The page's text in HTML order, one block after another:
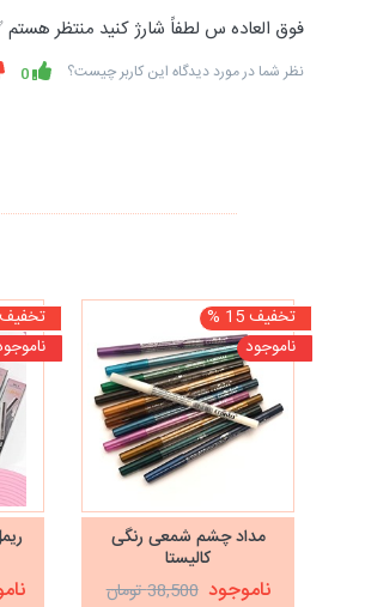
فوق العاده س لطفاً شارژ کنید منتظر
نظر شما در مورد دیدگاه این کاربر چیست؟ 0
تخفیف 15 %
ناموجود
مداد چشم شمعی رنگی
کالیستا
ناموجود 38,500 تومان
تخفیف 13 %